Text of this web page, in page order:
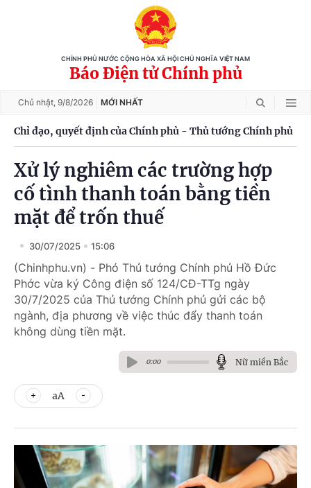
CHÍNH PHỦ NƯỚC CỘNG HÒA XÃ HỘI CHỦ NGHĨA VIỆT NAM
Báo Điện tử Chính phủ
Chủ nhật, 9/8/2026 MỚI NHẤT
Chỉ đạo, quyết định của Chính phủ - Thủ tướng Chính phủ
Xử lý nghiêm các trường hợp
cố tình thanh toán bằng tiền
mặt để trốn thuế
30/07/2025 15:06
(Chinhphu.vn) - Phó Thủ tướng Chính phủ Hồ Đức
Phớc vừa ký Công điện số 124/CĐ-TTg ngày
30/7/2025 của Thủ tướng Chính phủ gửi các bộ
ngành, địa phương về việc thúc đẩy thanh toán
không dùng tiền mặt.
0:00 Nữ miền Bắc
aA